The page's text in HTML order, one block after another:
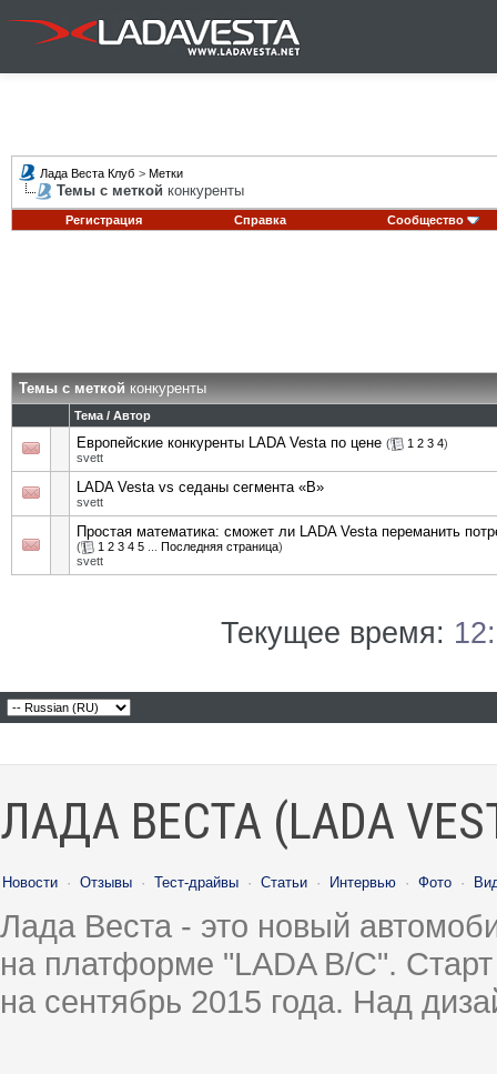
Лада Веста Клуб > Метки
Темы с меткой конкуренты
Регистрация Справка Сообщество
Темы с меткойконкуренты
Тема / Автор
Европейские конкуренты LADA Vesta по цене ( 1 2 3 4)
svett
LADA Vesta vs седаны сегмента «В»
svett
Простая математика: сможет ли LADA Vesta переманить
( 1 2 3 4 5 Последняя страница)
svett
Текущее время:
ЛАДА ВЕСТА (LADA
Новости · Отзывы · Тест-драйвы · Статьи · Интервью · Фото ·
Лада Веста - это новый
на платформе "LADA B/C".
на сентябрь 2015 года. Над